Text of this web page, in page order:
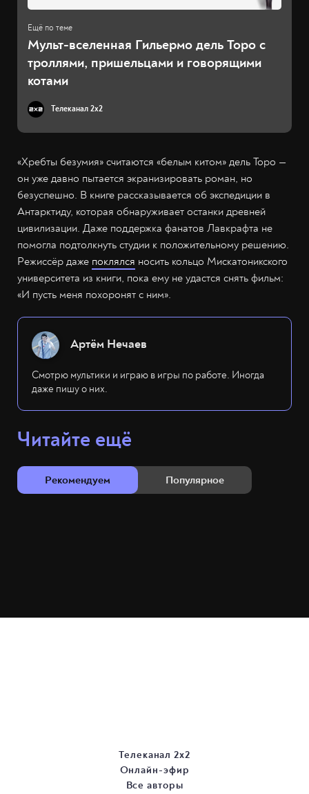
Мульт-вселенная Гильермо дель Торо с
троллями, пришельцами и говорящими
котами
Телеканал 2x2
«Хребты безумия» считаются «белым китом» дель Торо —
он уже давно пытается экранизировать роман, но
безуспешно. В книге рассказывается об экспедиции в
Антарктиду, которая обнаруживает останки древней
цивилизации. Даже поддержка фанатов Лавкрафта не
помогла подтолкнуть студии к положительному решению.
Режиссёр даже поклялся носить кольцо Мискатоникского
университета из книги, пока ему не удастся снять фильм:
«И пусть меня похоронят с ним».
Артём Нечаев
Смотрю мультики и играю в игры по работе. Иногда
даже пишу о них.
Читайте ещё
Рекомендуем Популярное
Телеканал 2х2
Онлайн-эфир
Все авторы